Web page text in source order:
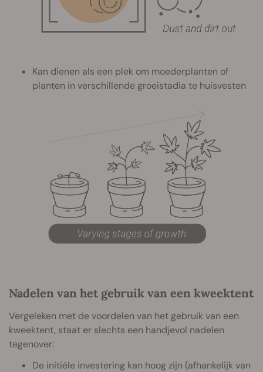
Kan dienen als een plek om moederplanten of
planten in verschillende groeistadia te huisvesten
Nadelen van het gebruik van een kweektent
Vergeleken met de voordelen van het gebruik van een
kweektent, staat er slechts een handjevol nadelen
tegenover:
De initiële investering kan hoog zijn (afhankelijk van